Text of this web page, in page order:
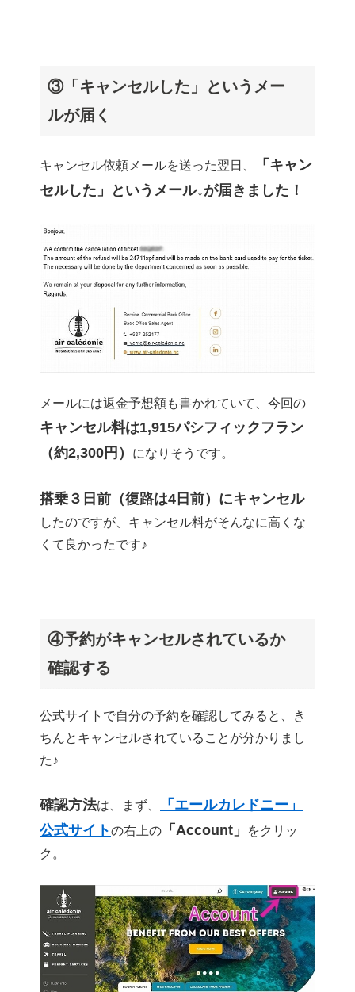
③「キャンセルした」というメー
ルが届く
キャンセル依頼メールを送った翌日、
「キャン
セルした」というメール↓が届きました！
メールには返金予想額も書かれていて、今回の
キャンセル料は1,915パシフィックフラン
（約2,300円）
になりそうです。
搭乗３日前（復路は4日前）にキャンセル
したのですが、キャンセル料がそんなに高くな
くて良かったです♪
④予約がキャンセルされているか
確認する
公式サイトで自分の予約を確認してみると、き
ちんとキャンセルされていることが分かりまし
た♪
確認方法は、まず、
「エールカレドニー」
公式サイトの右上の 「Account」
をクリッ
ク。